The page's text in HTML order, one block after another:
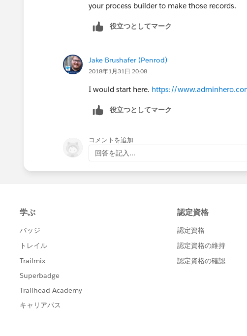
your process builder to make those records.
役立つとしてマーク
Jake Brushafer (Penrod)
2018年1月31日 20:08
I would start here. https://
役立つとしてマーク
コメントを追加
回答を記入...